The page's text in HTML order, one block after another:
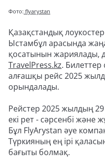
Фото: flyarystan
Қазақстандық лоукостер
Ыстамбұл арасында жаңа
қосатынын жариялады,
TravelPress.kz.
алғашқы рейс 2025
орындалады.
Рейстер 2025 жылдың
екі рет - сәрсенбі және
Бұл FlyArystan әуе
Түркияның ең ірі
бағыты болмақ.